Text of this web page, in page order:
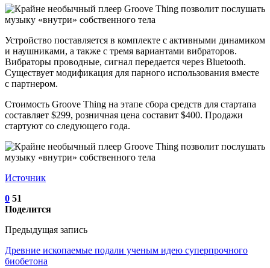
Устройство поставляется в комплекте с активными динамиком
и наушниками, а также с тремя вариантами вибраторов.
Вибраторы проводные, сигнал передается через Bluetooth.
Существует модификация для парного использования вместе
с партнером.
Стоимость Groove Thing на этапе сбора средств для стартапа
составляет $299, розничная цена составит $400. Продажи
стартуют со следующего года.
Источник
0 51
Поделится
Предыдущая запись
Древние ископаемые подали ученым идею суперпрочного
биобетона